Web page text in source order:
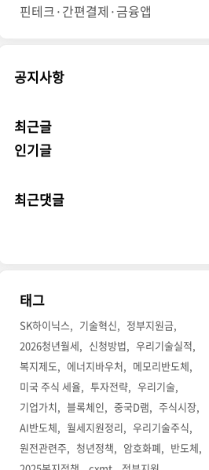
핀테크·간편결제·금융앱
공지사항
최근글
인기글
최근댓글
태그
SK하이닉스 기술혁신
정부지원금
2026청년월세
신청방법
우리기술실적
복지제도
에너지바우처
메모리반도체
미국 주식 세율
투자전략
우리기술
기업가치
블록체인 중국D램
주식시장
AI반도체
월세지원정리
우리기술주식
원전관련주
청년정책 암호화폐
반도체